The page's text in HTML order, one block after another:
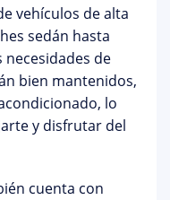
vehículos de alta
sedán hasta
de
bien mantenidos,
lo
y disfrutar del
cuenta con